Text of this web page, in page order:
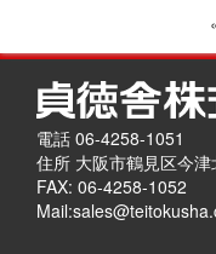
電話 06-4258-1051
住所 大阪市鶴見区今
FAX: 06-4258-1052
Mail: